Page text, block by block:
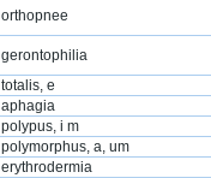
orthopnee
gerontophilia
totalis, e
aphagia
polypus, i m
polymorphus, a, um
erythrodermia